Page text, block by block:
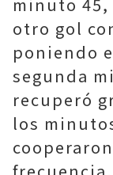
otro gol
poniendo
segunda
recuperó
los